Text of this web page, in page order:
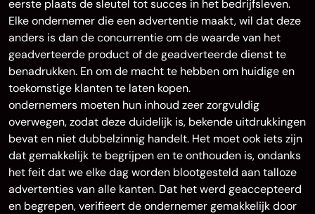
eerste plaats de sleutel tot succes in het bedrijfsleven.
Elke ondernemer die een advertentie maakt, wil dat deze
anders is dan de concurrentie om de waarde van het
geadverteerde product of de geadverteerde dienst te
benadrukken. En om de macht te hebben om huidige en
toekomstige klanten te laten kopen.
ondernemers moeten hun inhoud zeer zorgvuldig
overwegen, zodat deze duidelijk is, bekende uitdrukkingen
bevat en niet dubbelzinnig handelt. Het moet ook iets zijn
dat gemakkelijk te begrijpen en te onthouden is, ondanks
het feit dat we elke dag worden blootgesteld aan talloze
advertenties van alle kanten. Dat het werd geaccepteerd
en begrepen, verifieert de ondernemer gemakkelijk door